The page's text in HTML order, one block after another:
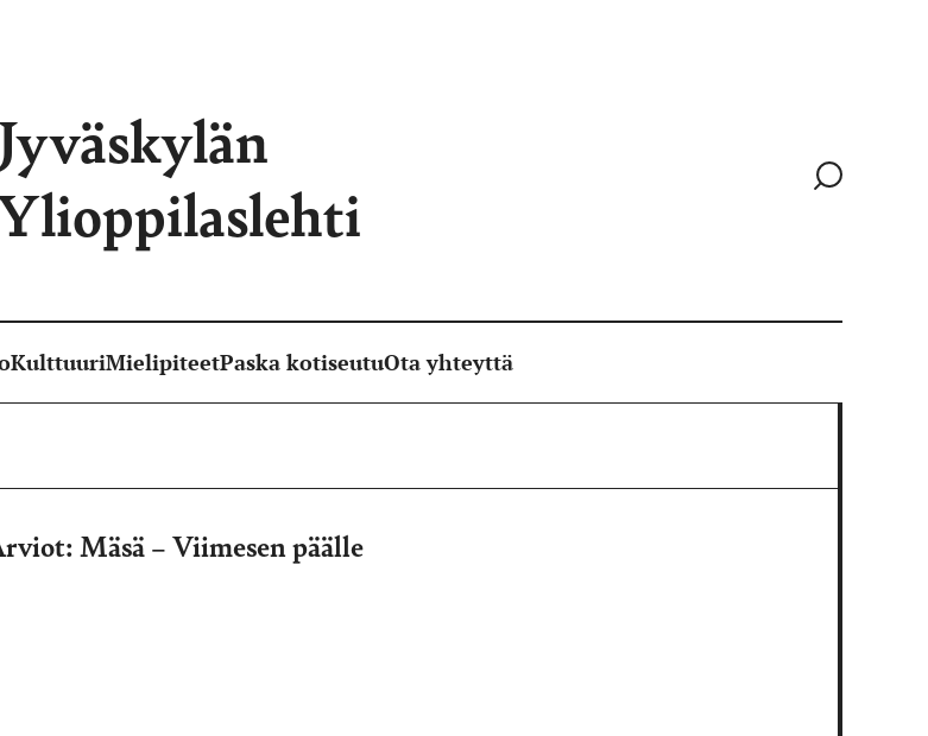
Siirry
KulttuuriMielipiteetPaska kotiseutuOta yhteyttä
Mäsä – Viimesen päälle